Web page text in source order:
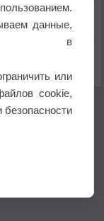
данные,
в
или
cookie,
безопасности